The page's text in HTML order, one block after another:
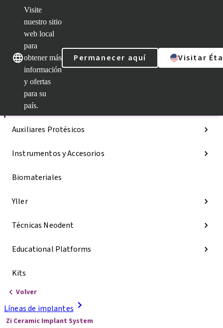
Visite
nuestro sitio
web local
para
obtener más
información
y ofertas
para su
país.
Permanecer aquí Visitar
Categorías
Líneas de implantes
Auxiliares Protésicos
Instrumentos y Accesorios
Biomateriales
Yller
Técnicas Neodent
Educational Platforms
Kits
Volver
Líneas de implantes
Zi Ceramic Implant System